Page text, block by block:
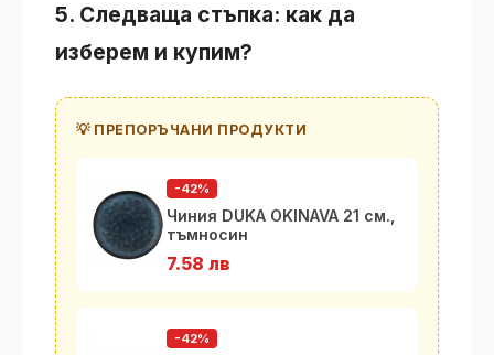
5. Следваща стъпка: как да
изберем и купим?
💡 ПРЕПОРЪЧАНИ ПРОДУКТИ
-42%
Чиния DUKA OKINAVA 21 см.,
тъмносин
7.58 лв
-42%